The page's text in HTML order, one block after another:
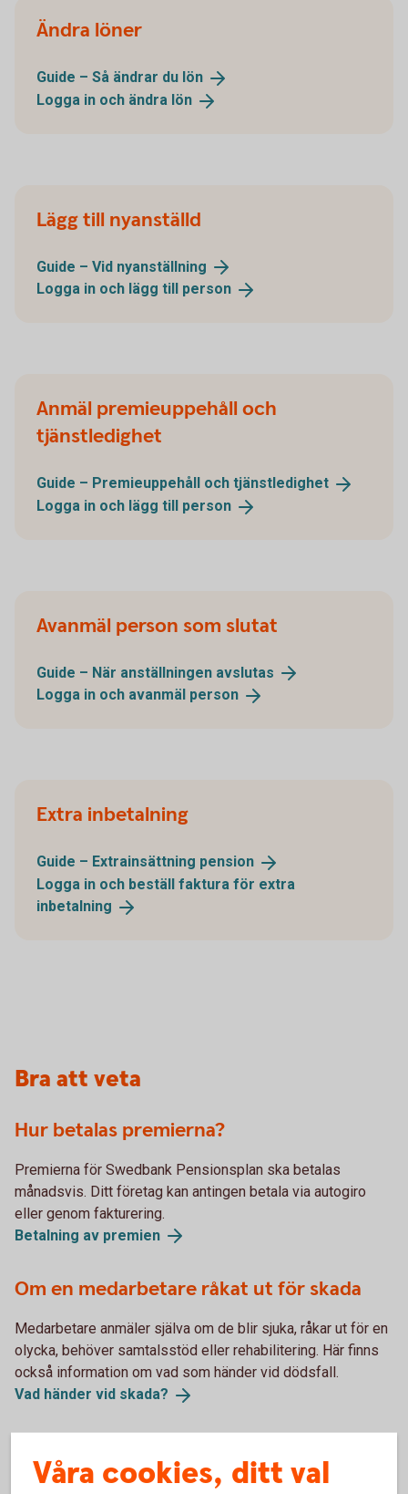
Ändra löner
Guide – Så ändrar du lön
Logga in och ändra lön
Lägg till nyanställd
Guide – Vid nyanställning
Logga in och lägg till person
Anmäl premieuppehåll och
tjänstledighet
Guide – Premieuppehåll och tjänstledighet
Logga in och lägg till person
Avanmäl person som slutat
Guide – När anställningen avslutas
Logga in och avanmäl person
Extra inbetalning
Guide – Extrainsättning pension
Logga in och beställ faktura för extra
inbetalning
Bra att veta
Hur betalas premierna?
Premierna för Swedbank Pensionsplan ska betalas
månadsvis. Ditt företag kan antingen betala via autogiro
eller genom fakturering.
Betalning av premien
Om en medarbetare råkat ut för skada
Medarbetare anmäler själva om de blir sjuka, råkar ut för en
olycka, behöver samtalsstöd eller rehabilitering. Här finns
också information om vad som händer vid dödsfall.
Vad händer vid skada?
Swedbank pensionsplan
Våra cookies, ditt val